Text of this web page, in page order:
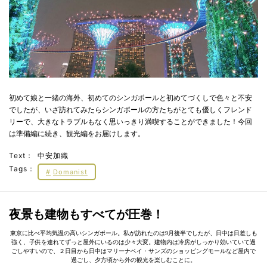
初めて娘と一緒の海外、初めてのシンガポールと初めてづくしで色々と不安
でしたが、いざ訪れてみたらシンガポールの方たちがとても優しくフレンド
リーで、大きなトラブルもなく思いっきり満喫することができました！今回
は準備編に続き、観光編をお届けします。
Text：
中安加織
Tags：
Domanist
夜景も建物もすべてが圧巻！
東京に比べ平均気温の高いシンガポール。私が訪れたのは9月後半でしたが、日中は日差しも
強く、子供を連れてずっと屋外にいるのは少々大変。建物内は冷房がしっかり効いていて過
ごしやすいので、２日目から日中はマリーナベイ・サンズのショッピングモールなど屋内で
過ごし、夕方頃から外の観光を楽しむことに。